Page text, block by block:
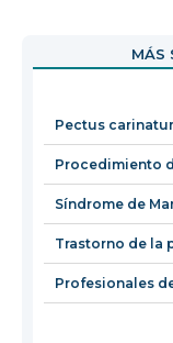
MÁS
Pectus
Procedimiento
Síndrome de
Trastorno de la
Profesionales